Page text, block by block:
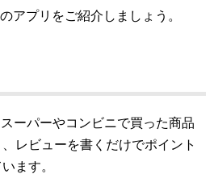
アプリをご紹介しましょう。
ーパーやコンビニで買った商品
レビューを書くだけでポイント
ます。